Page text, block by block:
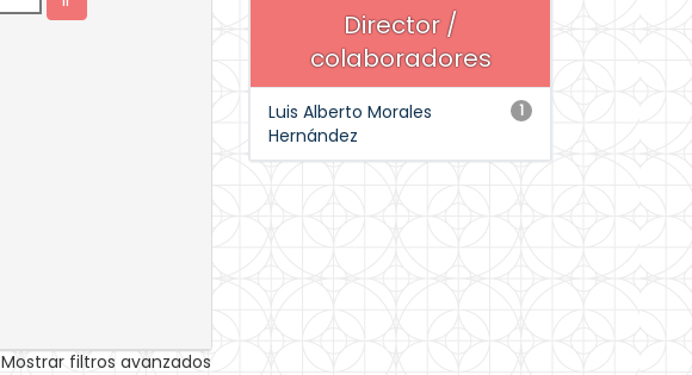
Mostrar filtros avanzados
Director /
colaboradores
1
Luis Alberto Morales
Hernández